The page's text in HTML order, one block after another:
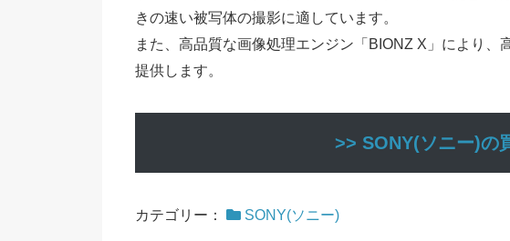
きの速い被写体の撮影に適しています。
また、高品質な画像処理エンジン「BIONZ X」により
提供します。
>> SONY(ソニー)の
カテゴリー： SONY(ソニー)